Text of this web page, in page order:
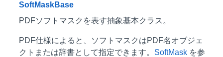
SoftMaskBase
PDFソフトマスクを表す抽象基本クラス。
PDF仕様によると、ソフトマスクはPDF名オブジェ
クトまたは辞書として指定できます。 SoftMask を参